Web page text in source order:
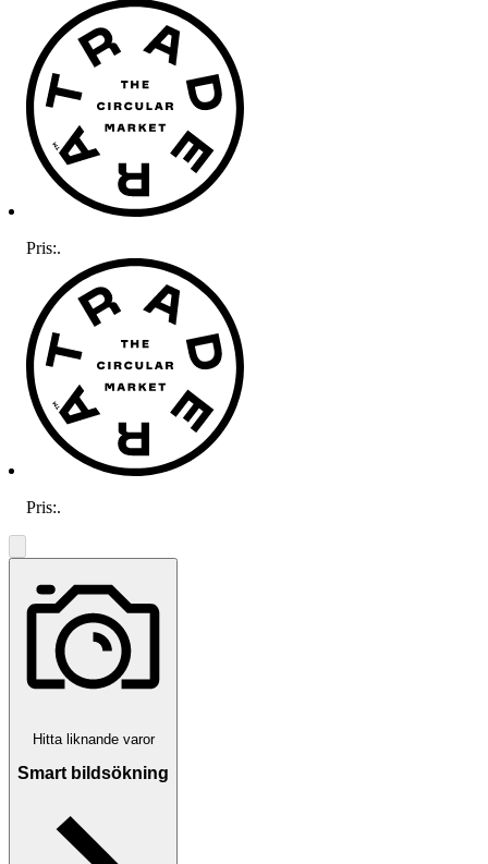
Pris:.
Pris:.
Hitta liknande varor
Smart bildsökning